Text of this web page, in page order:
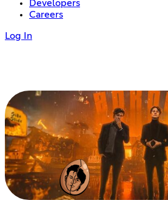
Developers
Careers
Log In